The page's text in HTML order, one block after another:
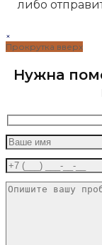
либо
×
Прокрутка вверх
Нужна